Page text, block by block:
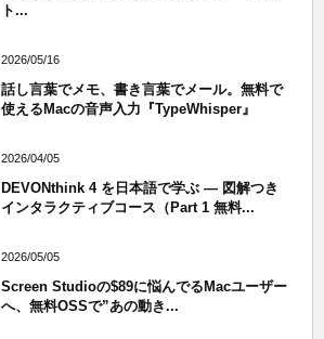
ト...
2026/05/16
話し言葉でメモ、書き言葉でメール。無料で
使えるMacの音声入力『TypeWhisper』
2026/04/05
DEVONthink 4 を日本語で学ぶ — 図解つき
インタラクティブコース（Part 1 無料...
2026/05/05
Screen Studioの$89に悩んでるMacユーザー
へ、無料OSSで”あの動き...